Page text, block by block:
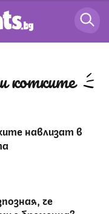
котките
навлизат в
че